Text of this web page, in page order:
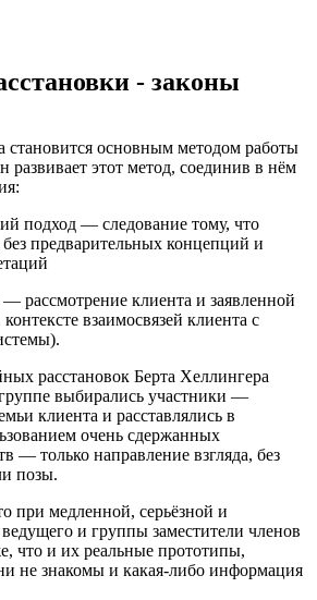
- законы
становится основным методом работы
развивает этот метод, соединив в нём
подход — следование тому, что
без предварительных концепций и
рассмотрение клиента и заявленной
взаимосвязей клиента с
расстановок Берта Хеллингера
выбирались участники —
клиента и расставлялись в
очень сдержанных
— только направление взгляда, без
позы.
при медленной, серьёзной и
и группы заместители членов
что и их реальные прототипы,
не знакомы и какая-либо информация